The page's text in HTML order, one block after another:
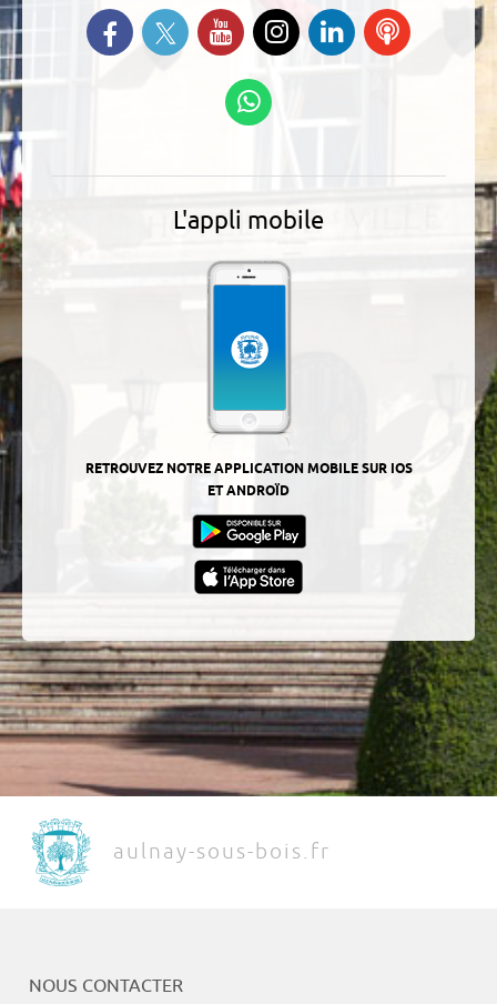
Retrouvez-nous sur Facebook
Suivez-nous sur Twitter
Suivez-nous sur YouTube
Suivez-nous sur
Instagram
Retrouvez-
nous sur
Ecoutez
L'appli mobile
RETROUVEZ NOTRE APPLICATION MOBILE SUR IOS
ET ANDROÏD
aulnay-sous-bois.fr
NOUS CONTACTER